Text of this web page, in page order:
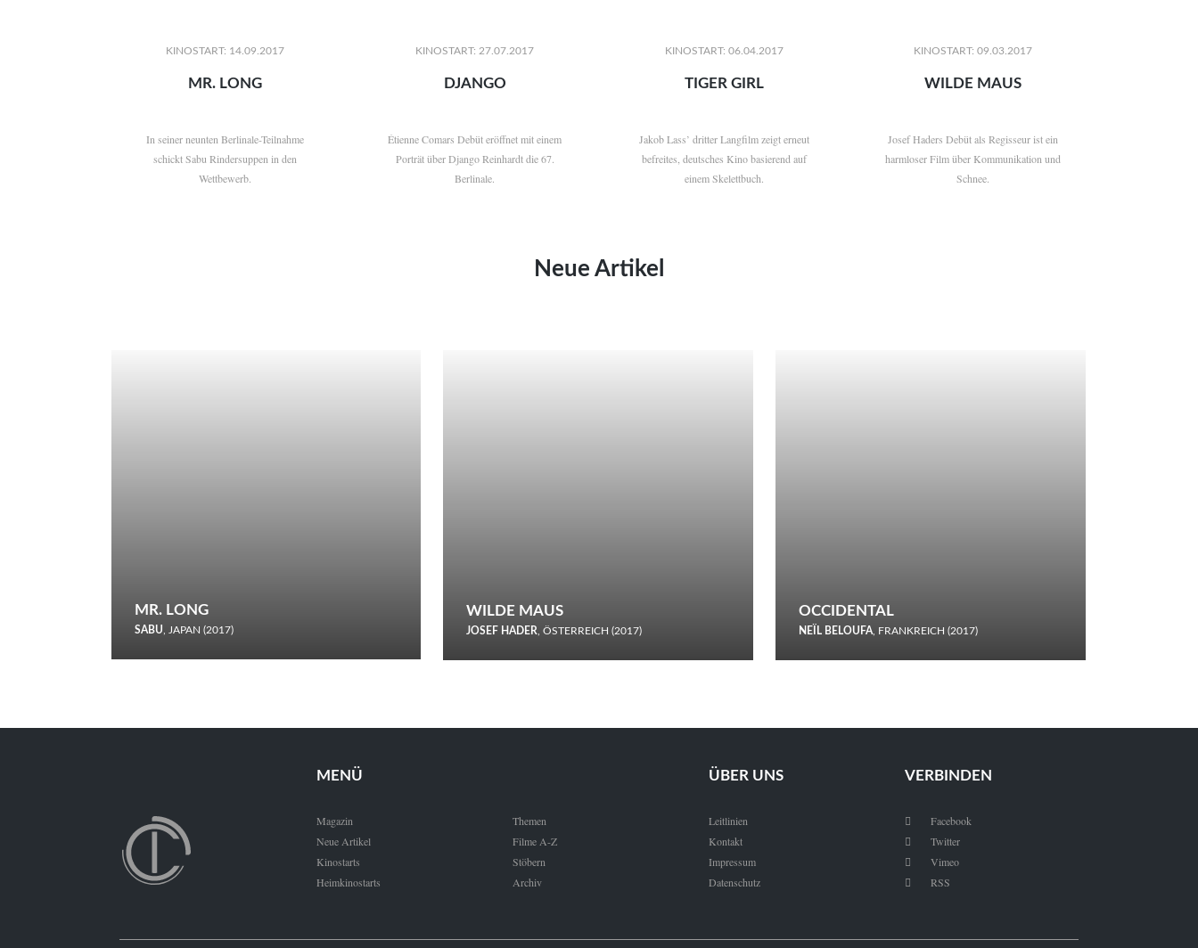
KINOSTART: 14.09.2017
MR. LONG
In seiner neunten Berlinale-Teilnahme
schickt Sabu Rindersuppen in den
Wettbewerb.
KINOSTART: 27.07.2017
DJANGO
Étienne Comars Debüt eröffnet mit einem
Porträt über Django Reinhardt die 67.
Berlinale.
KINOSTART: 06.04.2017
TIGER GIRL
Jakob Lass’ dritter Langfilm zeigt erneut
befreites, deutsches Kino basierend auf
einem Skelettbuch.
KINOSTART: 09.03.2017
WILDE MAUS
Josef Haders Debüt als Regisseur ist ein
harmloser Film über Kommunikation und
Schnee.
Neue Artikel
MR. LONG
SABU, JAPAN (2017)
den Wettbewerb.
WILDE MAUS
JOSEF HADER, ÖSTERREICH (2017)
Schnee.
OCCIDENTAL
NEÏL BELOUFA, FRANKREICH (2017)
MENÜ
Magazin
Neue Artikel
Kinostarts
Heimkinostarts
Themen
Filme A-Z
Stöbern
Archiv
ÜBER UNS
Leitlinien
Kontakt
Impressum
Datenschutz
VERBINDEN
 Facebook
 Twitter
 Vimeo
 RSS